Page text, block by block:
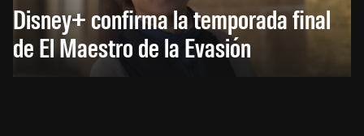
Disney+ confirma la temporada final
de El Maestro de la Evasión